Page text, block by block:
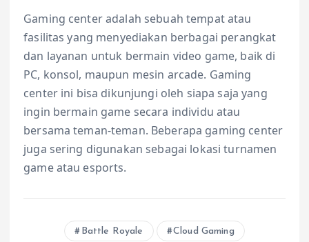
Gaming center adalah sebuah tempat atau
fasilitas yang menyediakan berbagai perangkat
dan layanan untuk bermain video game, baik di
PC, konsol, maupun mesin arcade. Gaming
center ini bisa dikunjungi oleh siapa saja yang
ingin bermain game secara individu atau
bersama teman-teman. Beberapa gaming center
juga sering digunakan sebagai lokasi turnamen
game atau esports.
Battle Royale Cloud Gaming